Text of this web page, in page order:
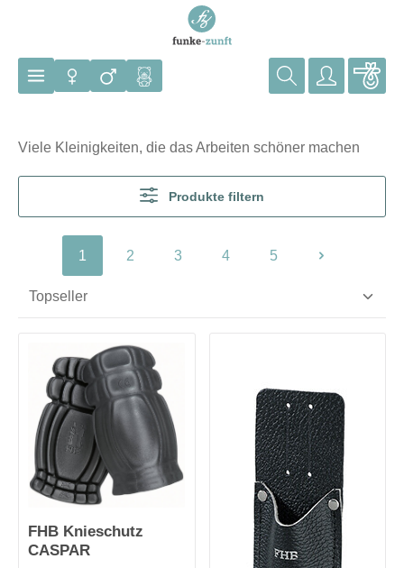
Viele Kleinigkeiten, die das Arbeiten schöner machen
Produkte filtern
Seite
1
Seite
2
Seite
3
Seite
4
Seite
5
FHB Knieschutz
CASPAR